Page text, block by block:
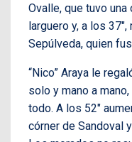
Ovalle, que tuvo
larguero y, a los
Sepúlveda, quien
“Nico” Araya le
solo y mano a
todo. A los 52″
córner de Sandoval